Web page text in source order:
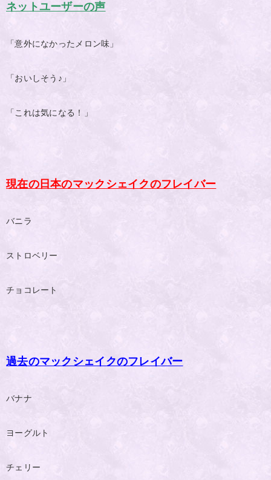
ネットユーザーの声
「意外になかったメロン味」
「おいしそう♪」
「これは気になる！」
現在の日本のマックシェイクのフレイバー
バニラ
ストロベリー
チョコレート
過去のマックシェイクのフレイバー
バナナ
ヨーグルト
チェリー